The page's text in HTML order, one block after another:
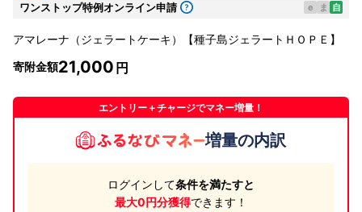
ワンストップ特例オンライン申請 e ま 自
アマレーナ（ジェラートケーキ）【種子島ジェラートＨＯＰＥ】
寄附金額21,000
エントリー＋チャージでマネー増量！
増量の内訳
ログインして条件を満たすと
最大0円分獲得できます！